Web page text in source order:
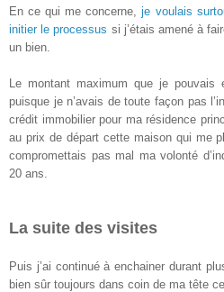
En ce qui me concerne,je voulais
initier le processus si j’étais amené à
un bien.
Le montant maximum que je pouvais
puisque je n’avais de toute façon pas
crédit immobilier pour ma résidence
au prix de départ cette maison qui me
compromettais pas mal ma volonté
20 ans.
La suite des visites
Puis j’ai continué à enchainer durant
bien sûr toujours dans coin de ma tête